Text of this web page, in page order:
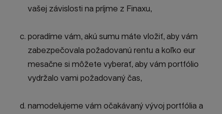
vašej závislosti na príjme z Finaxu,
poradíme vám, akú sumu máte vložiť, aby vám
zabezpečovala požadovanú rentu a koľko eur
mesačne si môžete vyberať, aby vám portfólio
vydržalo vami požadovaný čas,
namodelujeme vám očakávaný vývoj portfólia a